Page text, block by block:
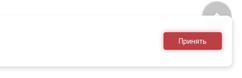
Принять